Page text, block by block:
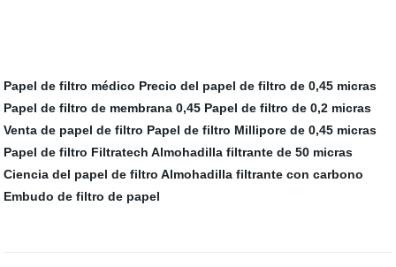
Papel de filtro médico Precio del papel de filtro de 0,45 micras
Papel de filtro de membrana 0,45 Papel de filtro de 0,2 micras
Venta de papel de filtro Papel de filtro Millipore de 0,45 micras
Papel de filtro Filtratech Almohadilla filtrante de 50 micras
Ciencia del papel de filtro Almohadilla filtrante con carbono
Embudo de filtro de papel